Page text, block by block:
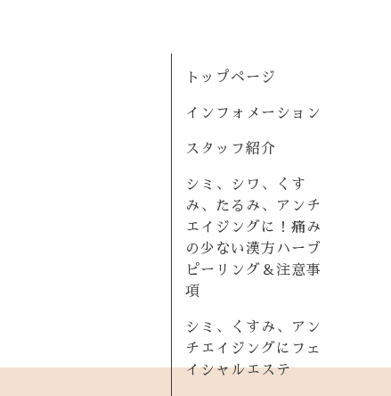
トップページ
インフォメーション
スタッフ紹介
シミ、シワ、くす
み、たるみ、アンチ
エイジングに！痛み
の少ない漢方ハーブ
ピーリング＆注意事
項
シミ、くすみ、アン
チエイジングにフェ
イシャルエステ